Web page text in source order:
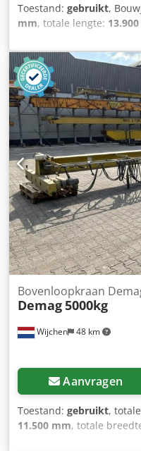
Toestand: gebruikt,
mm, totale lengte:
Kleur: Oranje Ledig
Documentatie aanwezig:
- Serienummer: 371508 -
Hijshoogte [mm]: 8000 -
Ligger: Enkel -
Transportafmetingen:
b x h) -
1 Financiële informatie
getoonde prijs is
verrekenbaar voor
mogelijk van alles in de
Rossum
Wijchen 48 km
Bovenloopkraan
Demag5000kg
Aanvragen
Toestand: gebruikt,
11.500 mm, totale
aanwezig: Nee - CE